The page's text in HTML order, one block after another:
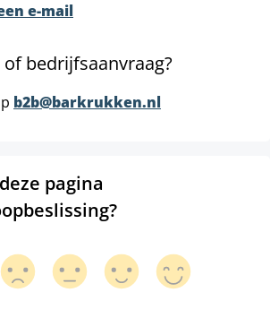
e-mail
bedrijfsaanvraag?
b2b@barkrukken.nl
pagina